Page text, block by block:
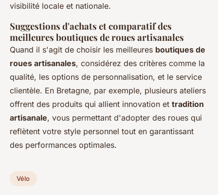
visibilité locale et nationale.
Suggestions d'achats et comparatif des
meilleures boutiques de roues artisanales
Quand il s'agit de choisir les meilleures boutiques de
roues artisanales, considérez des critères comme la
qualité, les options de personnalisation, et le service
clientèle. En Bretagne, par exemple, plusieurs ateliers
offrent des produits qui allient innovation et tradition
artisanale, vous permettant d'adopter des roues qui
reflètent votre style personnel tout en garantissant
des performances optimales.
Vélo